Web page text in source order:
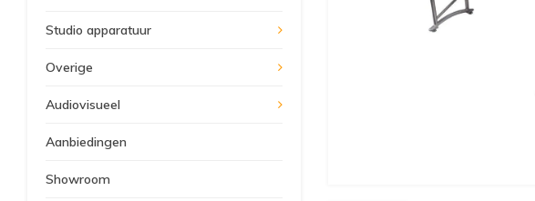
Studio apparatuur
Overige
Audiovisueel
Aanbiedingen
Showroom